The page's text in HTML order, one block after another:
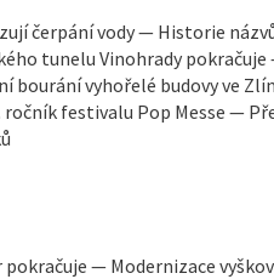
čerpání vody — Historie
tunelu Vinohrady pokračuje
bourání vyhořelé budovy ve
festivalu Pop Messe —
pokračuje — Modernizace